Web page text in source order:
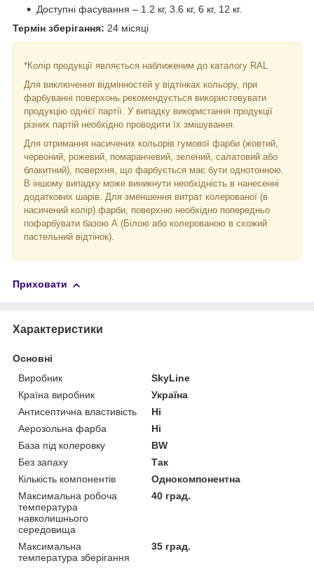
Доступні фасування – 1.2 кг, 3.6 кг, 6 кг, 12 кг.
Термін зберігання: 24 місяці
*Колір продукції являється наближеним до каталогу RAL
Для виключення відмінностей у відтінках кольору, при
фарбуванні поверхонь рекомендується використовувати
продукцію однієї партії. У випадку використання продукції
різних партій необхідно проводити їх змішування.
Для отримання насичених кольорів гумової фарби (жовтий,
червоний, рожевий, помаранчевий, зелений, салатовий або
блакитний), поверхня, що фарбується має бути однотонною.
В іншому випадку може виникнути необхідність в нанесенні
додаткових шарів. Для зменшення витрат колерованої (в
насичений колір) фарби, поверхню необхідно попередньо
пофарбувати базою А (Білою або колерованою в схожий
пастельний відтінок).
Приховати
Характеристики
Основні
Виробник
SkyLine
Країна виробник
Україна
Антисептична властивість
Ні
Аерозольна фарба
Ні
База під колеровку
BW
Без запаху
Так
Кількість компонентів
Однокомпонентна
Максимальна робоча
температура
навколишнього
середовища
40 град.
Максимальна
температура зберігання
35 град.